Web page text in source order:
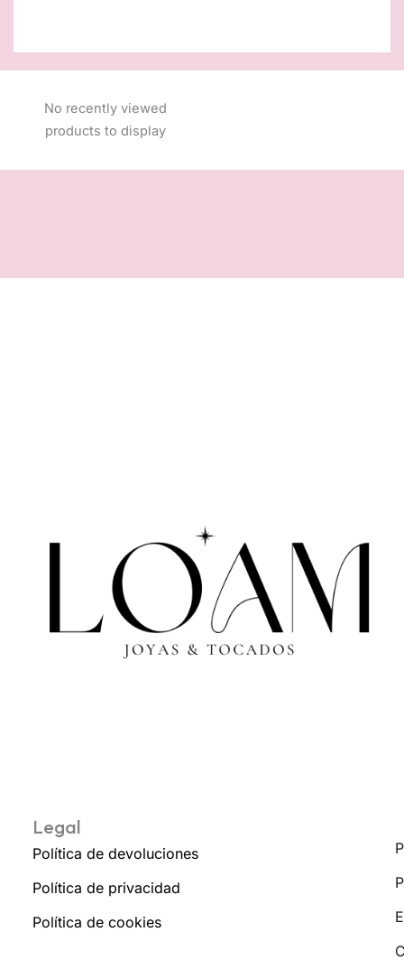
No recently viewed
products to display
Legal
Política de devoluciones
Política de privacidad
Política de cookies